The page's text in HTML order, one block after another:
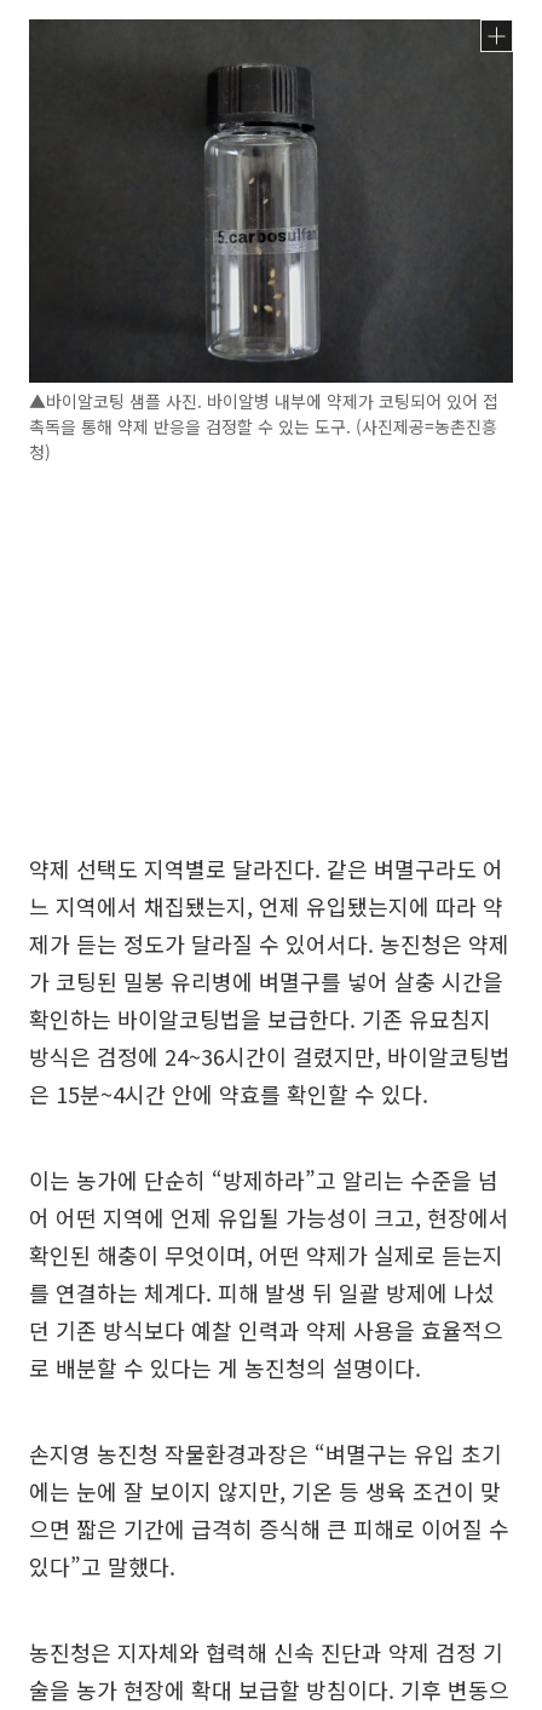
▲바이알코팅 샘플 사진. 바이알병 내부에 약제가 코팅되어 있어 접
촉독을 통해 약제 반응을 검정할 수 있는 도구. (사진제공=농촌진흥
청)
약제 선택도 지역별로 달라진다. 같은 벼멸구라도 어
느 지역에서 채집됐는지, 언제 유입됐는지에 따라 약
제가 듣는 정도가 달라질 수 있어서다. 농진청은 약제
가 코팅된 밀봉 유리병에 벼멸구를 넣어 살충 시간을
확인하는 바이알코팅법을 보급한다. 기존 유묘침지
방식은 검정에 24~36시간이 걸렸지만, 바이알코팅법
은 15분~4시간 안에 약효를 확인할 수 있다.
이는 농가에 단순히 “방제하라”고 알리는 수준을 넘
어 어떤 지역에 언제 유입될 가능성이 크고, 현장에서
확인된 해충이 무엇이며, 어떤 약제가 실제로 듣는지
를 연결하는 체계다. 피해 발생 뒤 일괄 방제에 나섰
던 기존 방식보다 예찰 인력과 약제 사용을 효율적으
로 배분할 수 있다는 게 농진청의 설명이다.
손지영 농진청 작물환경과장은 “벼멸구는 유입 초기
에는 눈에 잘 보이지 않지만, 기온 등 생육 조건이 맞
으면 짧은 기간에 급격히 증식해 큰 피해로 이어질 수
있다”고 말했다.
농진청은 지자체와 협력해 신속 진단과 약제 검정 기
술을 농가 현장에 확대 보급할 방침이다. 기후 변동으